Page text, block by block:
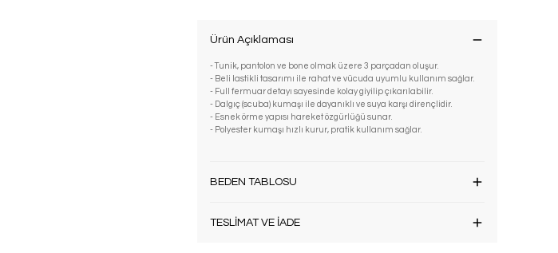
Ürün Açıklaması
- Tunik, pantolon ve bone olmak üzere 3 parçadan oluşur.
- Beli lastikli tasarımı ile rahat ve vücuda uyumlu kullanım sağlar.
- Full fermuar detayı sayesinde kolay giyilip çıkarılabilir.
- Dalgıç (scuba) kumaşı ile dayanıklı ve suya karşı dirençlidir.
- Esnek örme yapısı hareket özgürlüğü sunar.
- Polyester kumaşı hızlı kurur, pratik kullanım sağlar.
BEDEN TABLOSU
TESLİMAT VE İADE